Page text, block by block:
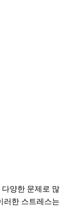
양한 문제로 많
러한 스트레스는